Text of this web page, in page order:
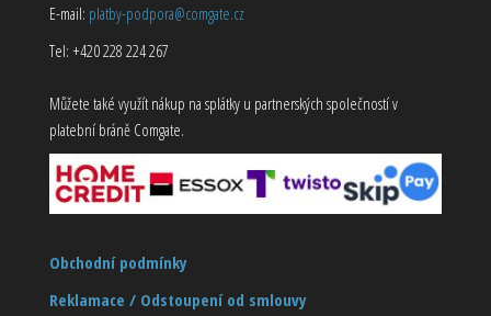
E-mail: platby-podpora@comgate.cz
Tel: +420 228 224 267
Můžete také využít nákup na splátky u partnerských společností v
platební bráně Comgate.
Obchodní podmínky
Reklamace / Odstoupení od smlouvy